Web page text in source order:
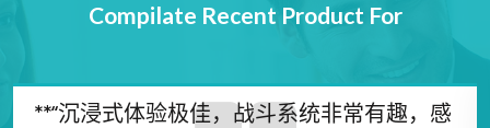
Compilate Recent Product For
**“沉浸式体验极佳，战斗系统非常有趣，感